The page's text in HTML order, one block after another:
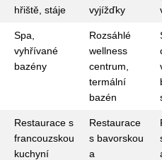
hřiště, stáje
vyjížďky
Spa,
vyhřívané
bazény
Rozsáhlé
wellness
centrum,
termální
bazén
Restaurace s
francouzskou
kuchyní
Restaurace
s bavorskou
a